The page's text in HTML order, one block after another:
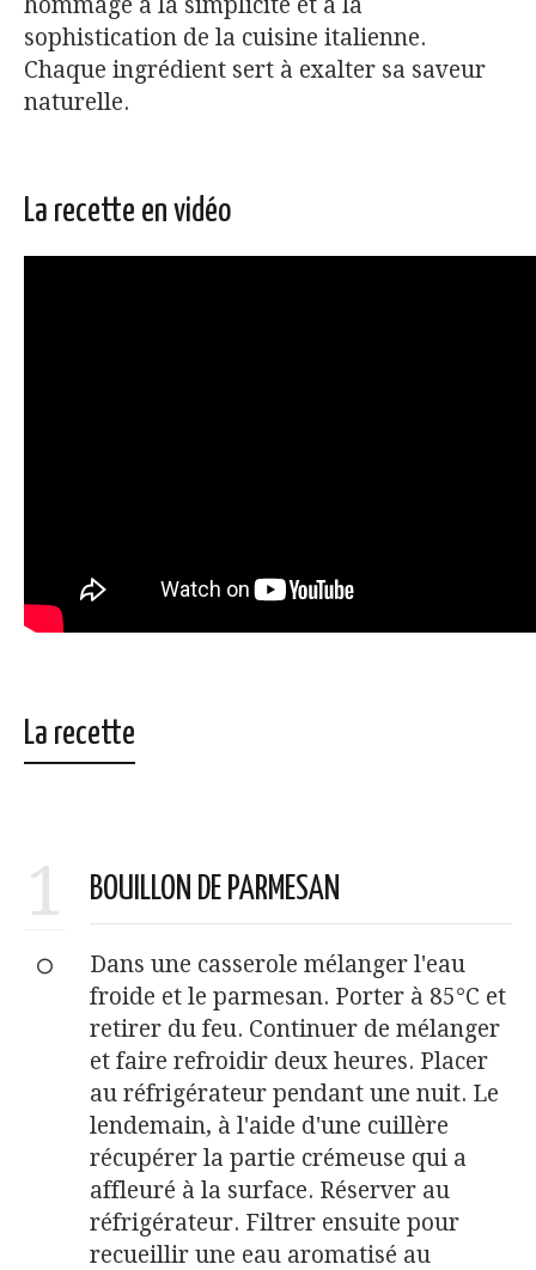
sophistication de la cuisine italienne.
Chaque ingrédient sert à exalter sa saveur
naturelle.
La recette en vidéo
La recette
1 BOUILLON DE PARMESAN
Dans une casserole mélanger l'eau
froide et le parmesan. Porter à 85°C et
retirer du feu. Continuer de mélanger
et faire refroidir deux heures. Placer
au réfrigérateur pendant une nuit. Le
lendemain, à l'aide d'une cuillère
récupérer la partie crémeuse qui a
affleuré à la surface. Réserver au
réfrigérateur. Filtrer ensuite pour
recueillir une eau aromatisé au